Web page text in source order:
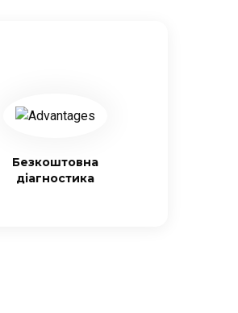
Безкоштовна
діагностика